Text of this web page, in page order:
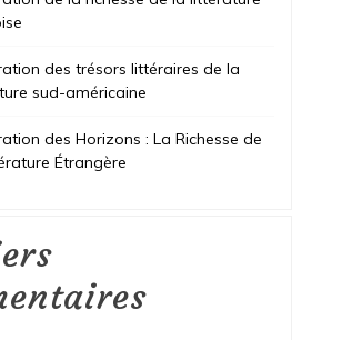
des trésors littéraires de la
sud-américaine
des Horizons : La Richesse de
Étrangère